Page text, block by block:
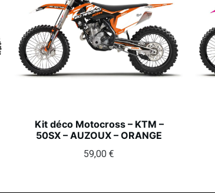
Kit déco Motocross – KTM –
50SX – AUZOUX – ORANGE
59,00€